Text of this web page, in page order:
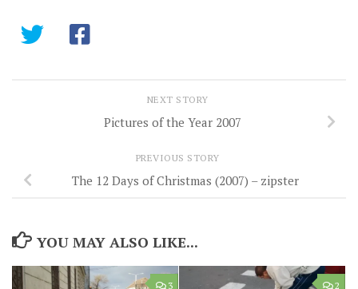
NEXT STORY
Pictures of the Year 2007
PREVIOUS STORY
The 12 Days of Christmas (2007) – zipster
YOU MAY ALSO LIKE...
3 2